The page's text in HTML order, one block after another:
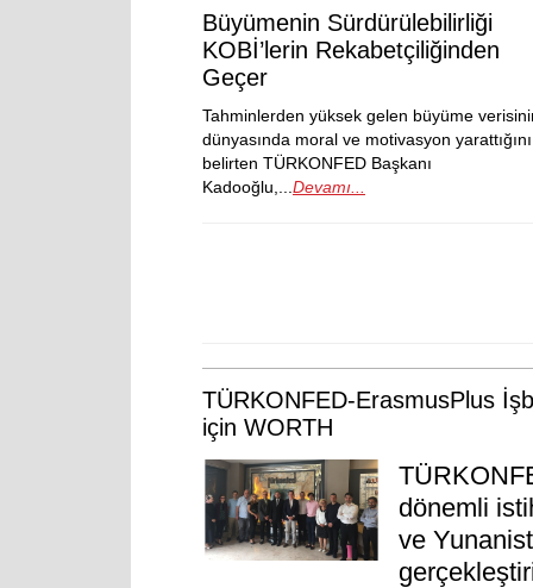
Büyümenin Sürdürülebilirliği
KOBİ’lerin Rekabetçiliğinden
Geçer
Tahminlerden yüksek gelen büyüme
dünyasında moral ve motivasyon yarattığını
belirten TÜRKONFED Başkanı
Kadooğlu,... Devamı...
TÜRKONFED-ErasmusPlus
için WORTH
dönemli
ve